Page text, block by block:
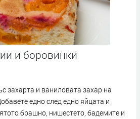
и боровинки
захарта и ваниловата захар на
едно след едно яйцата и
брашно, нишестето, бадемите и